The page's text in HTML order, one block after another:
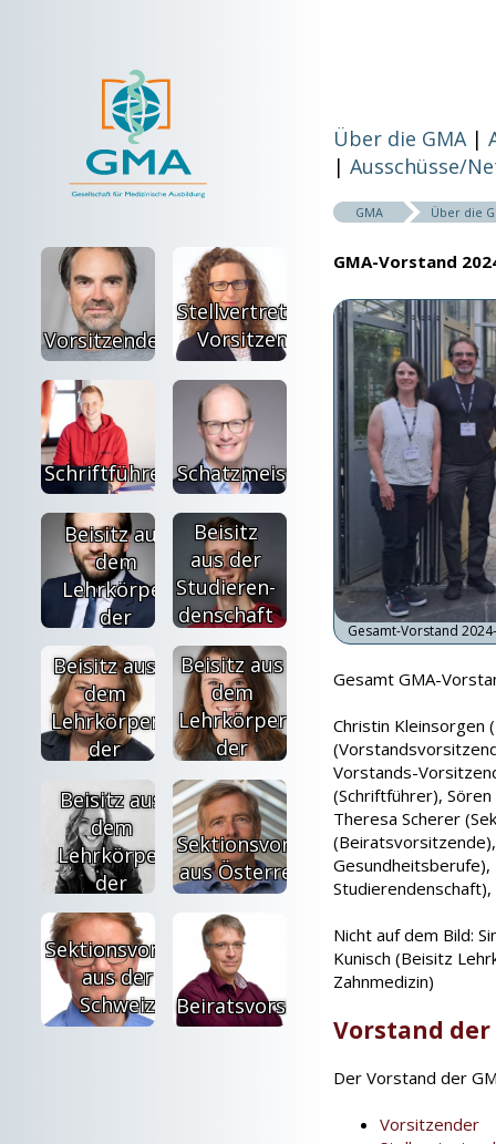
Über die GMA
Ausschüsse/
GMA Über die
GMA-Vorstand
Gesamt-Vorstand
Gesamt GMA-
Christin Kleinsorgen
Vorstands-
(Schriftführer),
Theresa Scherer
Gesundheitsberufe),
Nicht auf dem Bild:
Kunisch (Beisitz
Zahnmedizin)
Vorstand der
Der Vorstand der
Vorsitzender
Vorsitzender
Stellvertretende
Vorsitzende
Schriftführer Schatzmeister
Beisitz aus
dem
Lehrkörper
der
Humanmedizin
Beisitz
aus der
Stu­dier­en­
den­schaft
Beisitz aus
dem
Lehrkörper
der
Beisitz aus
dem
Lehrkörper
der
Tiermedizin
Beisitz aus
dem
Lehrkörper
der
akademischen
Berufe der
Gesun­dheits­
ver­sor­gung
Sektionsvorsitz
aus Österreich
Sektionsvorsitz
aus der
Schweiz
Beiratsvorsitz